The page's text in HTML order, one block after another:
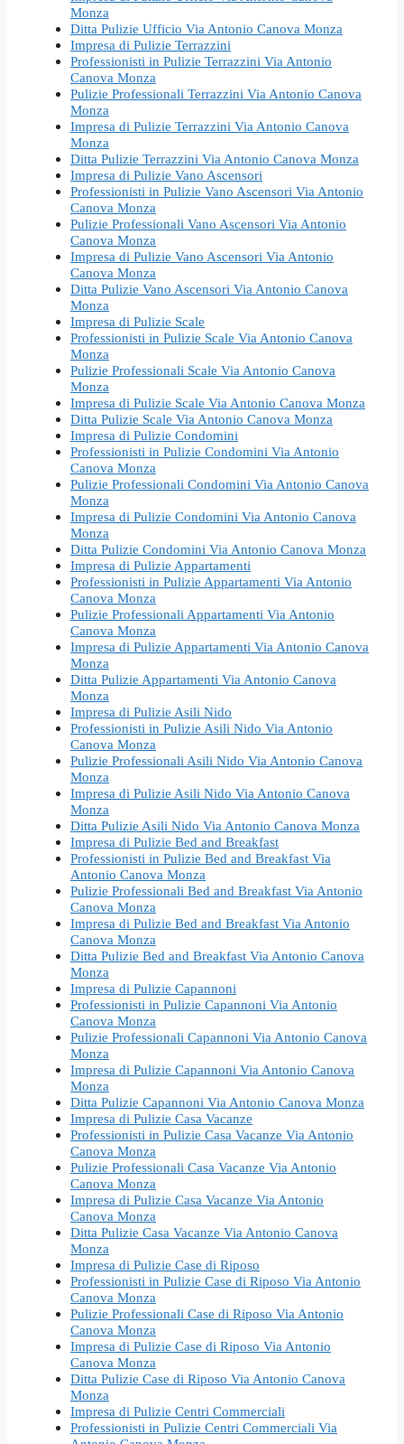
Monza
Ditta Pulizie Ufficio Via Antonio Canova Monza
Impresa di Pulizie Terrazzini
Professionisti in Pulizie Terrazzini Via Antonio
Canova Monza
Pulizie Professionali Terrazzini Via Antonio Canova
Monza
Impresa di Pulizie Terrazzini Via Antonio Canova
Monza
Ditta Pulizie Terrazzini Via Antonio Canova Monza
Impresa di Pulizie Vano Ascensori
Professionisti in Pulizie Vano Ascensori Via Antonio
Canova Monza
Pulizie Professionali Vano Ascensori Via Antonio
Canova Monza
Impresa di Pulizie Vano Ascensori Via Antonio
Canova Monza
Ditta Pulizie Vano Ascensori Via Antonio Canova
Monza
Impresa di Pulizie Scale
Professionisti in Pulizie Scale Via Antonio Canova
Monza
Pulizie Professionali Scale Via Antonio Canova
Monza
Impresa di Pulizie Scale Via Antonio Canova Monza
Ditta Pulizie Scale Via Antonio Canova Monza
Impresa di Pulizie Condomini
Professionisti in Pulizie Condomini Via Antonio
Canova Monza
Pulizie Professionali Condomini Via Antonio Canova
Monza
Impresa di Pulizie Condomini Via Antonio Canova
Monza
Ditta Pulizie Condomini Via Antonio Canova Monza
Impresa di Pulizie Appartamenti
Professionisti in Pulizie Appartamenti Via Antonio
Canova Monza
Pulizie Professionali Appartamenti Via Antonio
Canova Monza
Impresa di Pulizie Appartamenti Via Antonio Canova
Monza
Ditta Pulizie Appartamenti Via Antonio Canova
Monza
Impresa di Pulizie Asili Nido
Professionisti in Pulizie Asili Nido Via Antonio
Canova Monza
Pulizie Professionali Asili Nido Via Antonio Canova
Monza
Impresa di Pulizie Asili Nido Via Antonio Canova
Monza
Ditta Pulizie Asili Nido Via Antonio Canova Monza
Impresa di Pulizie Bed and Breakfast
Professionisti in Pulizie Bed and Breakfast Via
Antonio Canova Monza
Pulizie Professionali Bed and Breakfast Via Antonio
Canova Monza
Impresa di Pulizie Bed and Breakfast Via Antonio
Canova Monza
Ditta Pulizie Bed and Breakfast Via Antonio Canova
Monza
Impresa di Pulizie Capannoni
Professionisti in Pulizie Capannoni Via Antonio
Canova Monza
Pulizie Professionali Capannoni Via Antonio Canova
Monza
Impresa di Pulizie Capannoni Via Antonio Canova
Monza
Ditta Pulizie Capannoni Via Antonio Canova Monza
Impresa di Pulizie Casa Vacanze
Professionisti in Pulizie Casa Vacanze Via Antonio
Canova Monza
Pulizie Professionali Casa Vacanze Via Antonio
Canova Monza
Impresa di Pulizie Casa Vacanze Via Antonio
Canova Monza
Ditta Pulizie Casa Vacanze Via Antonio Canova
Monza
Impresa di Pulizie Case di Riposo
Professionisti in Pulizie Case di Riposo Via Antonio
Canova Monza
Pulizie Professionali Case di Riposo Via Antonio
Canova Monza
Impresa di Pulizie Case di Riposo Via Antonio
Canova Monza
Ditta Pulizie Case di Riposo Via Antonio Canova
Monza
Impresa di Pulizie Centri Commerciali
Professionisti in Pulizie Centri Commerciali Via